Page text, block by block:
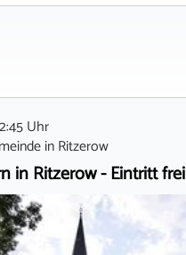
Uhr
inRitzerow
in Ritzerow - Eintritt frei